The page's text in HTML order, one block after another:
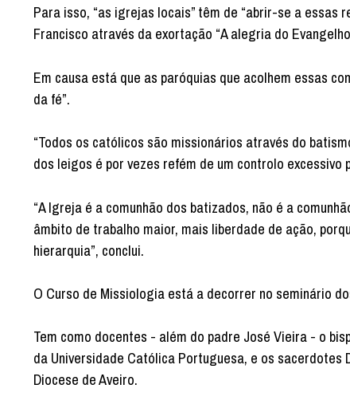
Para isso, “as igrejas locais” têm de “abrir-se a essas
Francisco através da exortação “A alegria do
Em causa está que as paróquias que acolhem essas
da fé”.
“Todos os católicos são missionários através do
dos leigos é por vezes refém de um controlo
“A Igreja é a comunhão dos batizados, não é a
âmbito de trabalho maior, mais liberdade de ação,
hierarquia”, conclui.
O Curso de Missiologia está a decorrer no seminário
Tem como docentes - além do padre José Vieira - o
da Universidade Católica Portuguesa, e os sacerdotes
Diocese de Aveiro.